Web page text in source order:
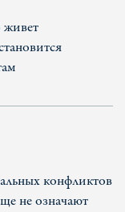
конфликтов
не означают